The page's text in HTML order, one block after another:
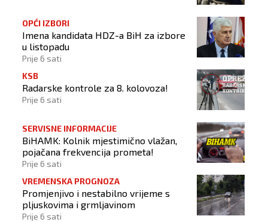
OPĆI IZBORI
Imena kandidata HDZ-a BiH za izbore
u listopadu
Prije 6 sati
KSB
Radarske kontrole za 8. kolovoza!
Prije 6 sati
SERVISNE INFORMACIJE
BiHAMK: Kolnik mjestimično vlažan,
pojačana frekvencija prometa!
Prije 6 sati
VREMENSKA PROGNOZA
Promjenjivo i nestabilno vrijeme s
pljuskovima i grmljavinom
Prije 6 sati